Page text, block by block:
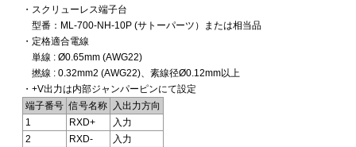
・スクリューレス端子台
型番：ML-700-NH-10P (サトーパーツ）または相当品
・定格適合電線
単線 : Ø0.65mm (AWG22)
撚線 : 0.32mm2 (AWG22)、素線径Ø0.12mm以上
・+V出力は内部ジャンパーピンにて設定
端子番号 信号名称
入出力方向
1
RXD+
入力
2
RXD-
入力